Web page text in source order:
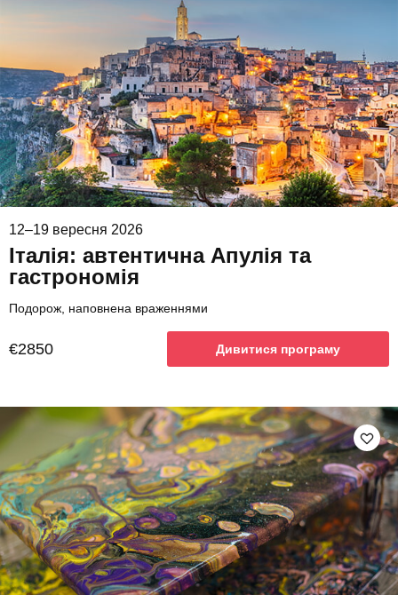
12–19 вересня 2026
Італія: автентична Апулія та
гастрономія
Подорож, наповнена враженнями
€2850 Дивитися програму